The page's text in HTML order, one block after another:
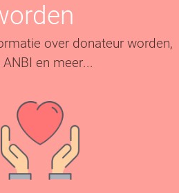
orden
rmatie over donateur worden,
ANBI en meer...